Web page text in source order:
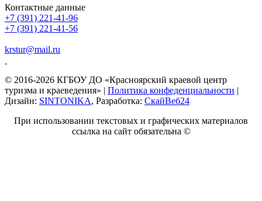
Контактные данные
+7 (391) 221-41-96
+7 (391) 221-41-56
krstur@mail.ru
© 2016-2026 КГБОУ ДО «Красноярский краевой центр
туризма и краеведения» | Политика конфеденциальности |
Дизайн: SINTONIKA, Разработка: СкайВеб24
При использовании текстовых и графических материалов
ссылка на сайт обязательна ©